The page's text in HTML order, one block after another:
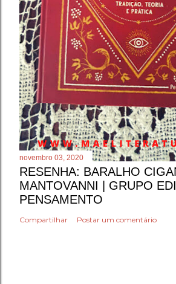
novembro 03, 2020
RESENHA: BARALHO
MANTOVANNI | GRUPO
PENSAMENTO
Compartilhar Postar um comentário